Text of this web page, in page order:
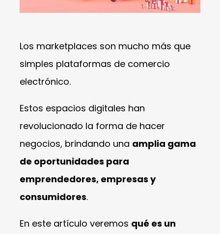
Los marketplaces son mucho más que
simples plataformas de comercio
electrónico.
Estos espacios digitales han
revolucionado la forma de hacer
negocios, brindando una amplia gama
de oportunidades para
emprendedores, empresas y
consumidores.
En este artículo veremos qué es un